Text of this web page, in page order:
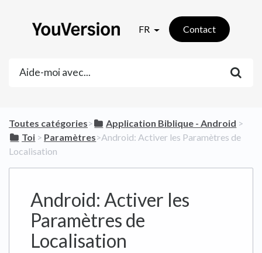
FR Contact
Toutes catégories​>​ ​Application Biblique - Android ​ > ​
​Toi ​ > ​ ​Paramètres​>​ Android: Activer les Paramètres de
Localisation
Android: Activer les
Paramètres de
Localisation